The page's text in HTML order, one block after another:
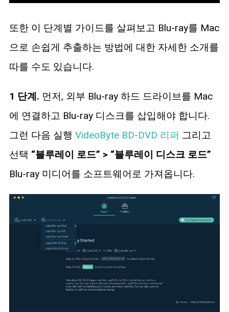
또한 이 단계별 가이드를 살펴보고 Blu-ray를 Mac
으로 손쉽게 추출하는 방법에 대한 자세한 소개를
따를 수도 있습니다.
1 단계. 먼저, 외부 Blu-ray 하드 드라이브를 Mac
에 연결하고 Blu-ray 디스크를 삽입해야 합니다.
그런 다음 실행 VideoByte BD-DVD 리퍼 그리고
선택 “블루레이 로드” > “블루레이 디스크 로드”
Blu-ray 미디어를 소프트웨어로 가져옵니다.